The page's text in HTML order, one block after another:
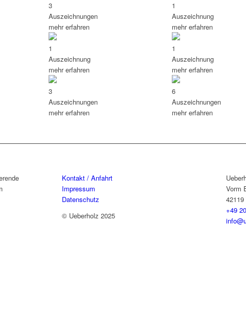
3
Auszeichnungen
mehr erfahren
1
Auszeichnung
mehr erfahren
1
Auszeichnung
mehr erfahren
1
Auszeichnung
mehr erfahren
3
Auszeichnungen
mehr erfahren
6
Auszeichnungen
mehr erfahren
Kontakt / Anfahrt
Impressum
Datenschutz
© Ueberholz 2025
Vorm
42119
+49